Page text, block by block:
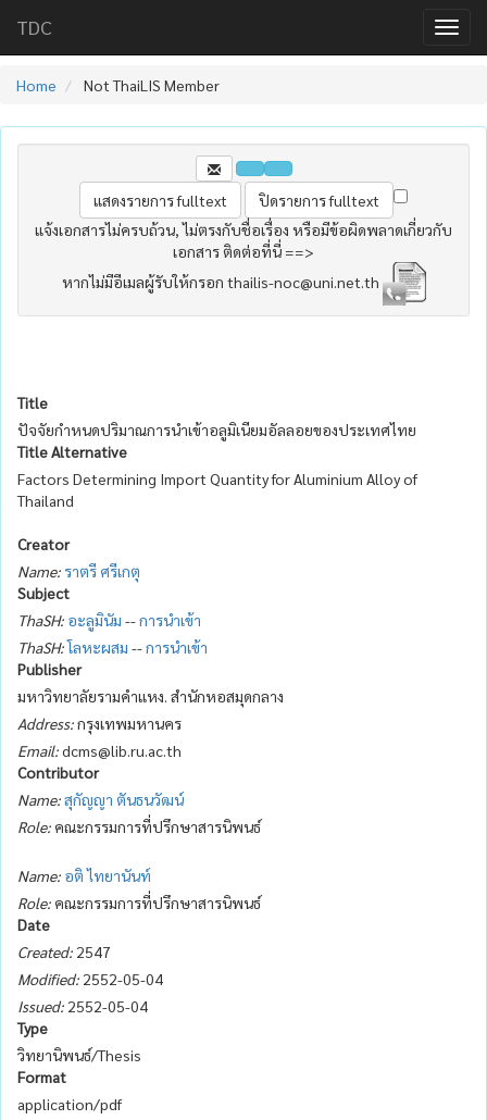
TDC
Home Not ThaiLIS Member
แจ้งเอกสารไม่ครบถ้วน, ไม่ตรงกับชื่อเรื่อง หรือมีข้อผิดพลาดเกี่ยวกับ
เอกสาร ติดต่อที่นี่ ==>
หากไม่มีอีเมลผู้รับให้กรอก thailis-noc@uni.net.th
Title
ปัจจัยกำหนดปริมาณการนำเข้าอลูมิเนียมอัลลอยของประเทศไทย
Title Alternative
Factors Determining Import Quantity for Aluminium Alloy of
Thailand
Creator
Name: ราตรี ศรีเกตุ
Subject
ThaSH: อะลูมินัม --การนำเข้า
ThaSH:โลหะผสม --การนำเข้า
Publisher
มหาวิทยาลัยรามคำแหง. สำนักหอสมุดกลาง
Address:กรุงเทพมหานคร
Email:dcms@lib.ru.ac.th
Contributor
Name:สุกัญญา ตันธนวัฒน์
Role: คณะกรรมการที่ปรึกษาสารนิพนธ์
Name: อติ ไทยานันท์
Role: คณะกรรมการที่ปรึกษาสารนิพนธ์
Date
Created: 2547
Modified: 2552-05-04
Issued: 2552-05-04
Type
วิทยานิพนธ์/Thesis
Format
application/pdf